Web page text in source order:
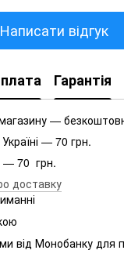
Написати відгук
Гарантія
—
— 70 грн.
— 70 грн.
доставку
від Монобанку для